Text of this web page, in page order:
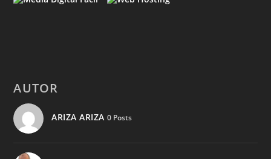
AUTOR
ARIZA ARIZA 0 Posts